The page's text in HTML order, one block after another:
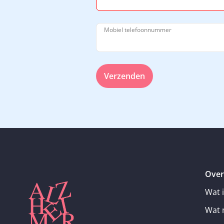
Mobiel telefoonnummer
Verzenden
Wat
Wat